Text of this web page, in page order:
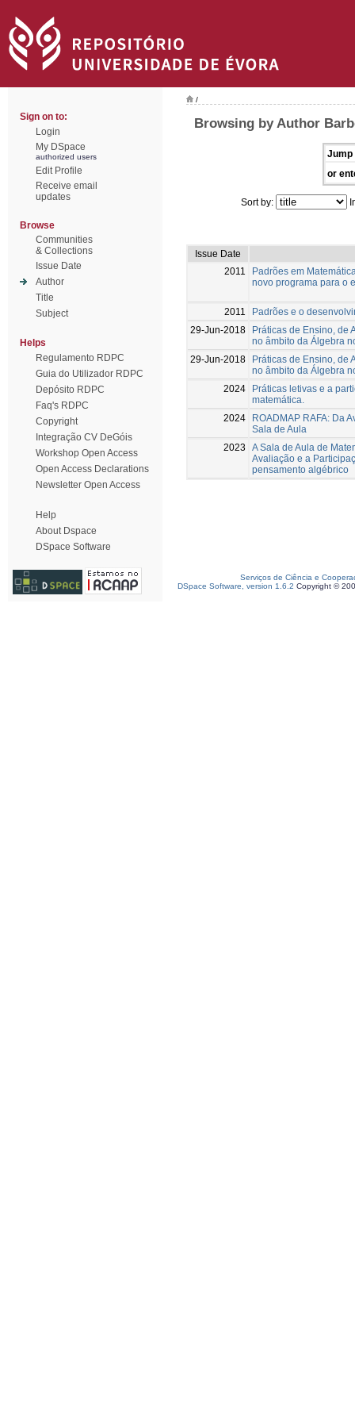
Sign on to:
Login
My DSpace
authorized users
Edit Profile
Receive email
updates
Browse
Communities
& Collections
Issue Date
Author
Title
Subject
Helps
Regulamento RDPC
Guia do Utilizador RDPC
Depósito RDPC
Faq's RDPC
Copyright
Integração CV DeGóis
Workshop Open Access
Open Access Declarations
Newsletter Open Access
Help
About Dspace
DSpace Software
/
Browsing by Author
Jump
or
Sort by:
Issue Date
2011
Padrões em
novo programa para o
2011
Padrões e o
29-Jun-2018
Práticas de Ensino, de
no âmbito da Álgebra
29-Jun-2018
Práticas de Ensino, de
no âmbito da Álgebra
2024
Práticas letivas e a
matemática.
2024
ROADMAP RAFA: Da
Sala de Aula
2023
A Sala de Aula de
Avaliação e a
pensamento algébrico
Serviços de Ciência e
DSpace Software, version 1.6.2 Copyright ©